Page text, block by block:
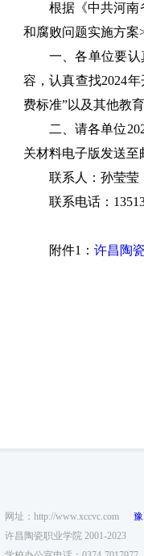
根据《中共河
和腐败问题实施方案
一、各单位要
容，认真查找2024
费标准”以及其他教
二、请各单位
关材料电子版发送至
联系人：孙莹莹
联系电话：
附件1： 许昌陶
网址：http://www.xccvc.com
许昌陶瓷职业学院 2001-2023